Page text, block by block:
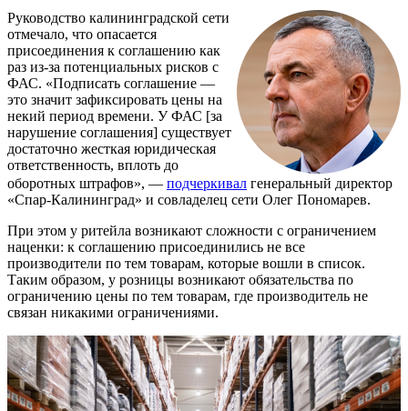
Руководство калининградской сети
отмечало, что опасается
присоединения к соглашению как
раз из-за потенциальных рисков с
ФАС. «Подписать соглашение —
это значит зафиксировать цены на
некий период времени. У ФАС [за
нарушение соглашения] существует
достаточно жесткая юридическая
ответственность, вплоть до
оборотных штрафов», — подчеркивал генеральный директор
«Спар-Калининград» и совладелец сети Олег Пономарев.
При этом у ритейла возникают сложности с ограничением
наценки: к соглашению присоединились не все
производители по тем товарам, которые вошли в список.
Таким образом, у розницы возникают обязательства по
ограничению цены по тем товарам, где производитель не
связан никакими ограничениями.